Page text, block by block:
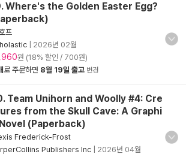
Where's the Golden Easter Egg?
프
2026년 02월
원 (18% 할인 / 700원)
로 주문하면 8월 19일 출고 변경
Team Unihorn and Woolly #4: Cre
from the Skull Cave: A Graphi
(Paperback)
Frederick-Frost
Publishers Inc
2026년 04월